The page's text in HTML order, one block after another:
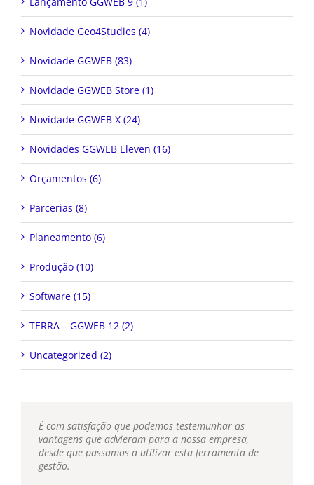
Novidade Geo4Studies (4)
Novidade GGWEB (83)
Novidade GGWEB Store (1)
Novidade GGWEB X (24)
Novidades GGWEB Eleven (16)
Orçamentos (6)
Parcerias (8)
Planeamento (6)
Produção (10)
Software (15)
TERRA – GGWEB 12 (2)
Uncategorized (2)
É com satisfação que podemos testemunhar as
vantagens que advieram para a nossa empresa,
desde que passamos a utilizar esta ferramenta de
gestão.